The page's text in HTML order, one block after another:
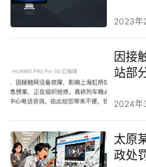
2023年
因接
站部
2024年
太原
政处